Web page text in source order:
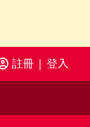
註冊 | 登入